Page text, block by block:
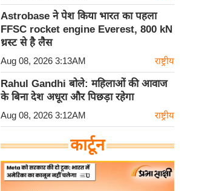
Astrobase ने पेश किया भारत का पहला
FFSC rocket engine Everest, 800 kN
थ्रस्ट से है लैस
Aug 08, 2026 3:13AM राष्ट्रीय
Rahul Gandhi बोले: महिलाओं की आवाज
के बिना देश अधूरा और पिछड़ा रहेगा
Aug 08, 2026 3:12AM राष्ट्रीय
कार्टून